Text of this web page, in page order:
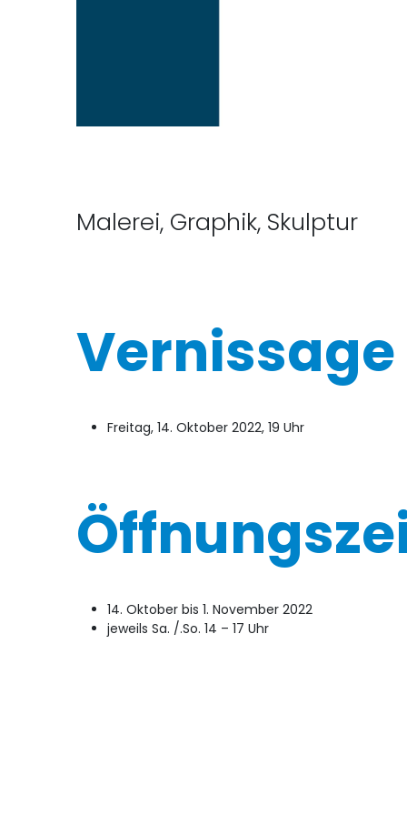
Malerei, Graphik, Skulptur
Vernissage
Freitag, 14. Oktober 2022, 19 Uhr
14. Oktober bis 1. November 2022
jeweils Sa. /.So. 14 – 17 Uhr